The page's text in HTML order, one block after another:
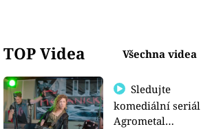
TOP Videa Všechna videa
Sledujte
komediální seriál
Agrometal